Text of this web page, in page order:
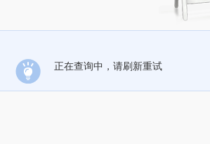
正在查询中，请刷新重试